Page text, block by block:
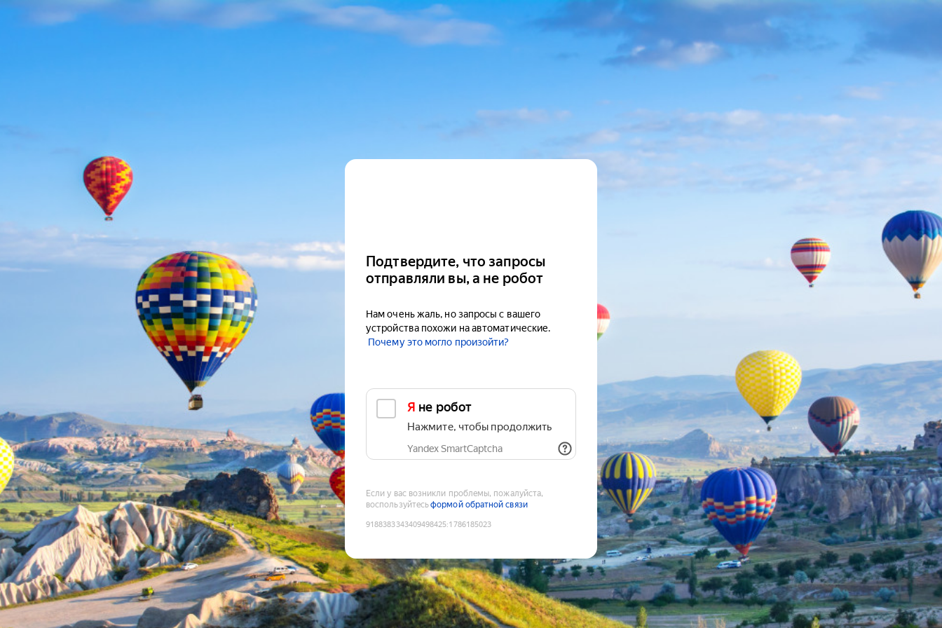
Подтвердите, что запросы
отправляли вы, а не робот
Нам очень жаль, но запросы с вашего
устройства похожи на автоматические.
Почему это могло произойти?
Я не робот
Нажмите, чтобы продолжить
Yandex SmartCaptcha
Если у вас возникли проблемы, пожалуйста,
воспользуйтесьформой обратной связи
9188383343409498425:1786185023